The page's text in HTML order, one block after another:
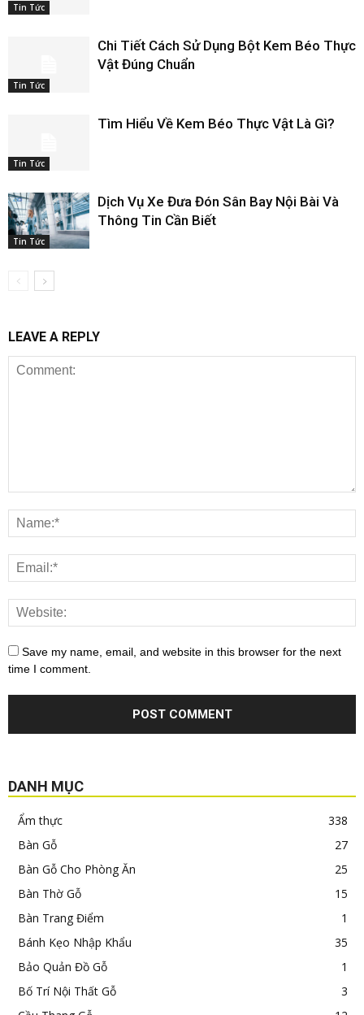
Tin Tức
Tin Tức
Chi Tiết Cách Sử Dụng Bột Kem Béo Thực
Vật Đúng Chuẩn
Tin Tức
Tìm Hiểu Về Kem Béo Thực Vật Là Gì?
Tin Tức
Dịch Vụ Xe Đưa Đón Sân Bay Nội Bài Và
Thông Tin Cần Biết
LEAVE A REPLY
Save my name, email, and website in this browser for the next
time I comment.
DANH MỤC
Ẩm thực
338
Bàn Gỗ
27
Bàn Gỗ Cho Phòng Ăn
25
Bàn Thờ Gỗ
15
Bàn Trang Điểm
1
Bánh Kẹo Nhập Khẩu
35
Bảo Quản Đồ Gỗ
1
Bố Trí Nội Thất Gỗ
3